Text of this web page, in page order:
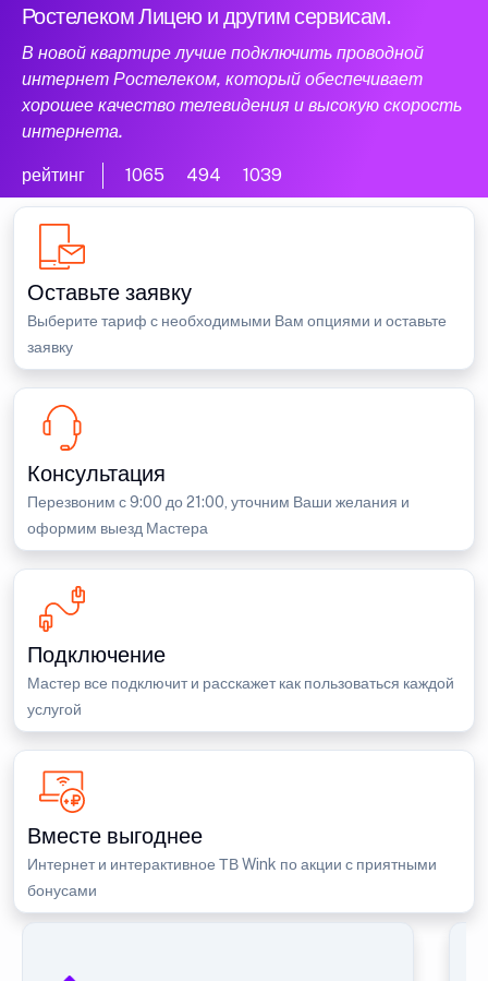
Ростелеком Лицею и другим сервисам.
В новой квартире лучше подключить проводной
интернет Ростелеком, который обеспечивает
хорошее качество телевидения и высокую скорость
интернета.
рейтинг 1065 494 1039
Оставьте заявку
Выберите тариф с необходимыми Вам опциями и оставьте
заявку
Консультация
Перезвоним с 9:00 до 21:00, уточним Ваши желания и
оформим выезд Мастера
Подключение
Мастер все подключит и расскажет как пользоваться каждой
услугой
Вместе выгоднее
Интернет и интерактивное ТВ Wink по акции с приятными
бонусами